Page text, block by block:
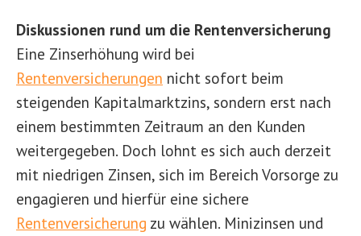
Diskussionen rund um die Rentenversicherung
Eine Zinserhöhung wird bei
Rentenversicherungen nicht sofort beim
steigenden Kapitalmarktzins, sondern erst nach
einem bestimmten Zeitraum an den Kunden
weitergegeben. Doch lohnt es sich auch derzeit
mit niedrigen Zinsen, sich im Bereich Vorsorge zu
engagieren und hierfür eine sichere
Rentenversicherung zu wählen. Minizinsen und